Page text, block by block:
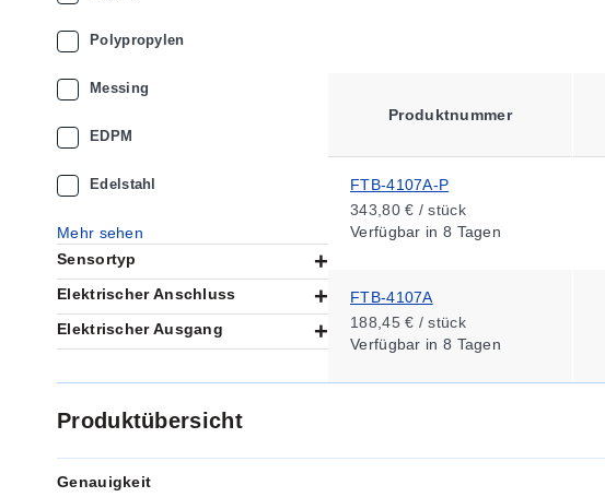
Polypropylen
Messing
EDPM
Edelstahl
Mehr sehen
Sensortyp
Elektrischer Anschluss
Elektrischer Ausgang
Produktnummer
FTB-4107A-P
343,80 € / stück
Verfügbar in 8 Tagen
FTB-4107A
188,45 € / stück
Verfügbar in 8 Tagen
Produktübersicht
Genauigkeit